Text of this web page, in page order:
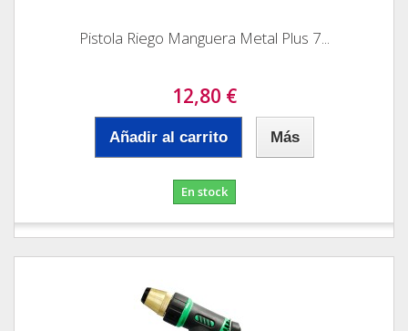
Pistola Riego Manguera Metal Plus 7...
12,80 €
Añadir al carrito Más
En stock